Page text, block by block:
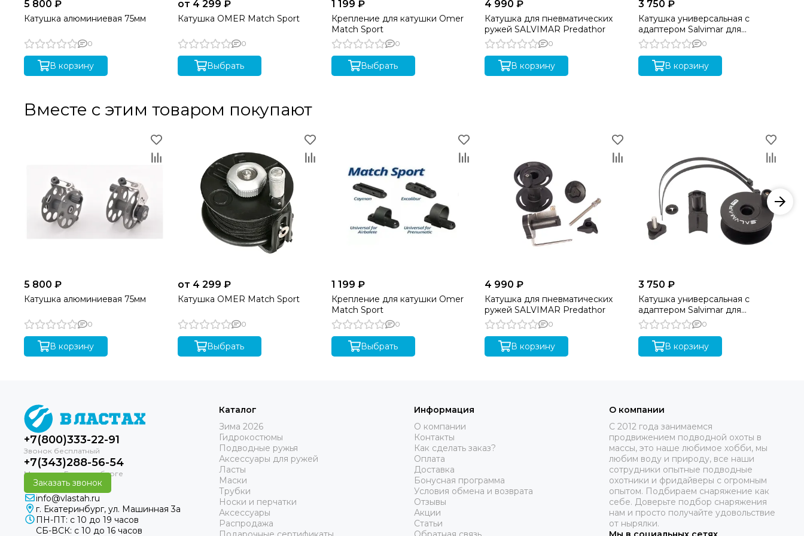
5 800 ₽
Катушка алюминиевая 75мм
0
В корзину
от 4 299 ₽
Катушка OMER Match Sport
0
Выбрать
1 199 ₽
Крепление для катушки Omer
Match Sport
0
Выбрать
4 990 ₽
Катушка для пневматических
ружей SALVIMAR Predathor
0
В корзину
3 750 ₽
Катушка универсальная с
адаптером Salvimar для
пневматических ружей
0
В корзину
Вместе с этим товаром покупают
5 800 ₽
Катушка алюминиевая 75мм
0
В корзину
от 4 299 ₽
Катушка OMER Match Sport
0
Выбрать
1 199 ₽
Крепление для катушки Omer
Match Sport
0
Выбрать
4 990 ₽
Катушка для пневматических
ружей SALVIMAR Predathor
0
В корзину
3 750 ₽
Катушка универсальная с
адаптером Salvimar для
пневматических ружей
0
В корзину
+7(800)333-22-91
+7(343)288-56-54
Заказать звонок
info@vlastah.ru
г. Екатеринбург, ул. Машинная 3а
ПН-ПТ: с 10 до 19 часов
СБ-ВСК: с 10 до 16 часов
Каталог
Зима 2026
Гидрокостюмы
Подводные ружья
Аксессуары для ружей
Ласты
Маски
Трубки
Носки и перчатки
Аксессуары
Распродажа
Информация
О компании
Контакты
Как сделать заказ?
Оплата
Доставка
Бонусная программа
Условия обмена и возврата
Отзывы
Акции
Статьи
О компании
C 2012 года занимаемся
продвижением подводной охоты в
массы, это наше любимое хобби, мы
любим воду и природу, все наши
сотрудники опытные подводные
охотники и фридайверы с огромным
опытом. Подбираем снаряжение как
себе. Доверьте подбор снаряжения
нам и просто получайте удовольствие
от нырялки.